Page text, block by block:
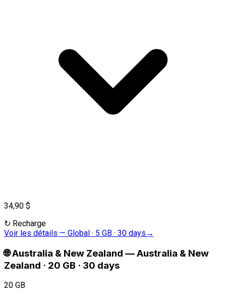
34,90 $
↻ Recharge
Voir les détails — Global · 5 GB · 30 days →
🌐Australia & New Zealand —Australia & New
Zealand · 20 GB · 30 days
20 GB